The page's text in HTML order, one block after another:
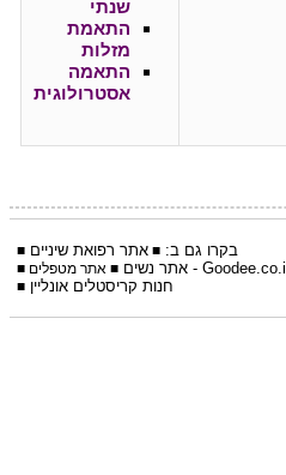
שנתי
התאמת
מזלות
התאמה
אסטרולוגית
בקרו גם ב: ■ אתר רפואת שיניים ■
Goodee.co.il - אתר נשים ■ אתר מטפלים ■
חנות קריסטלים אונליין ■